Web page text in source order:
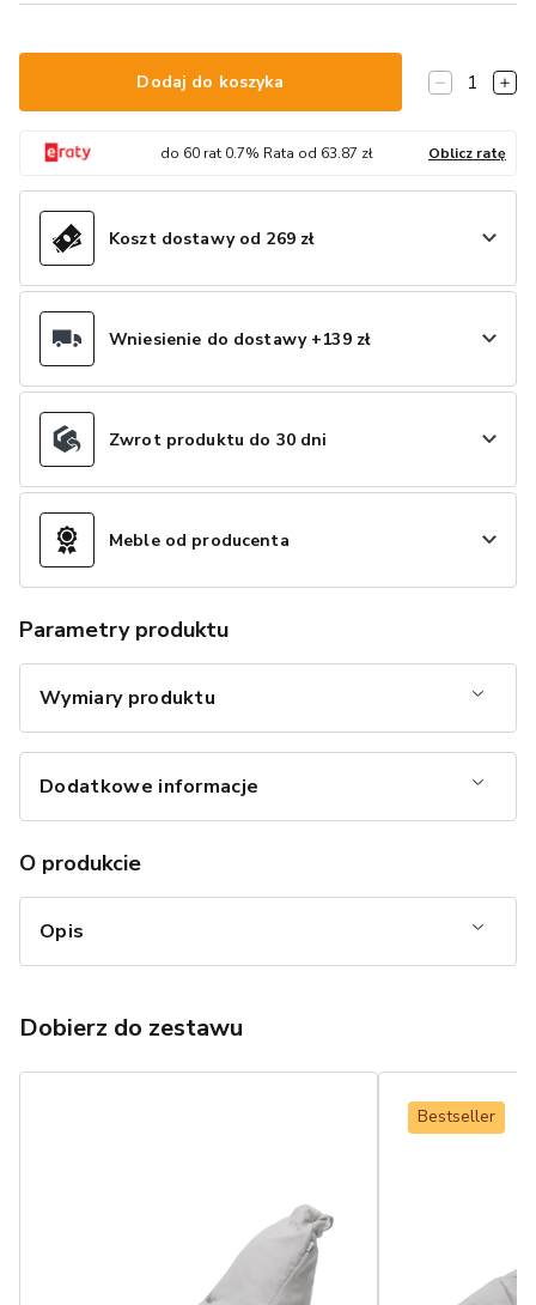
Dodaj do koszyka 1
do 60 rat 0.7% Rata od 63.87 zł Oblicz ratę
Koszt dostawy od 269 zł
Wniesienie do dostawy +139 zł
Zwrot produktu do 30 dni
Meble od producenta
Parametry produktu
Wymiary produktu
Dodatkowe informacje
O produkcie
Opis
Dobierz do zestawu
Bestseller